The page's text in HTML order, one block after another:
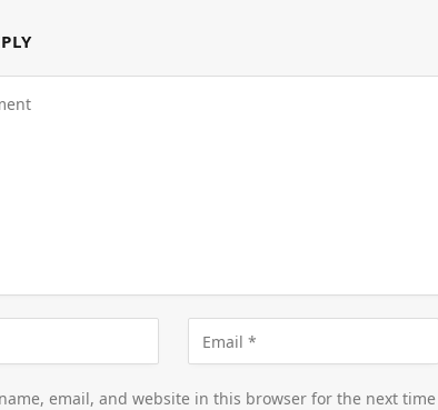
email, and website in this browser for the next